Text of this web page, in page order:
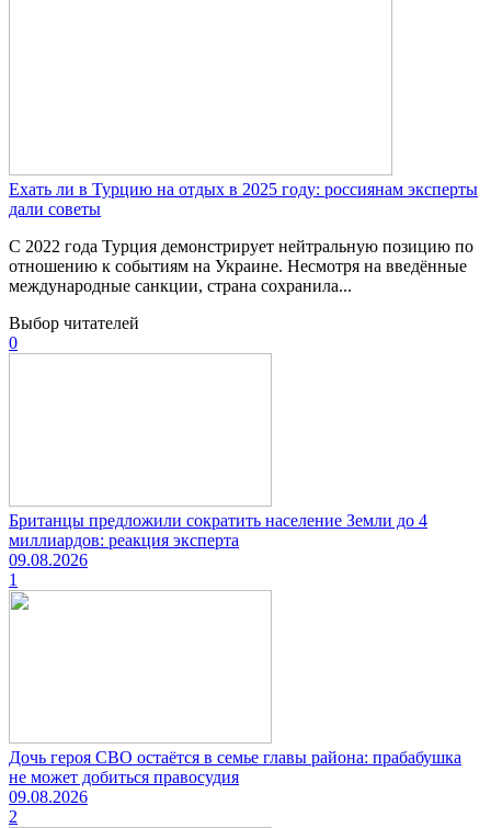
Ехать ли в Турцию на отдых в 2025 году: россиянам эксперты
дали советы
С 2022 года Турция демонстрирует нейтральную позицию по
отношению к событиям на Украине. Несмотря на введённые
международные санкции, страна сохранила...
Выбор читателей
0
Британцы предложили сократить население Земли до 4
миллиардов: реакция эксперта
09.08.2026
1
Дочь героя СВО остаётся в семье главы района: прабабушка
не может добиться правосудия
09.08.2026
2